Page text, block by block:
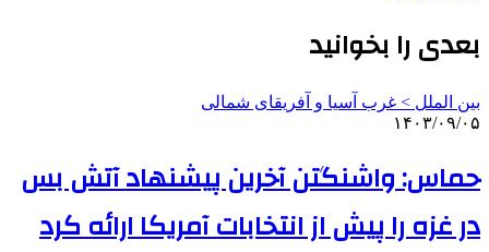
بعدی را بخوانید
بین الملل > غرب آسیا و آفریقای شمالی
۱۴۰۳/۰۹/۰۵
حماس: واشنگتن آخرین پیشنهاد آتش بس
در غزه را پیش از انتخابات آمریکا ارائه کرد